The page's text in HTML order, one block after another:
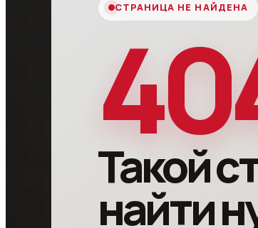
СТРАНИЦА НЕ НАЙДЕНА
Такой
найти